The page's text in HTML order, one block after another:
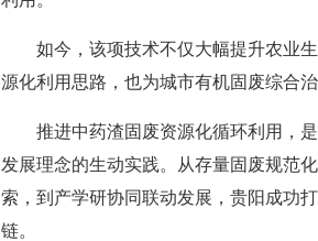
如今，该项技术不仅大幅提升农业
源化利用思路，也为城市有机固废综合
推进中药渣固废资源化循环利用，
发展理念的生动实践。从存量固废规范
索，到产学研协同联动发展，贵阳成功
链。